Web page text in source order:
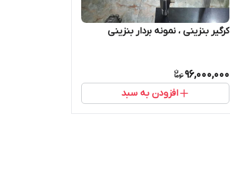
کرگیر بنزینی ، نمونه بردار بنزینی
96,000,000
افزودن به سبد